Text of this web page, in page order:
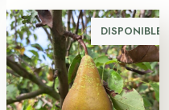
DISPONIBLE